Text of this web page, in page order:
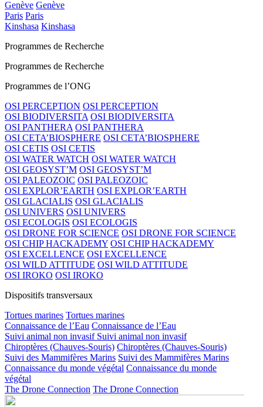
Genève Genève
Paris Paris
Kinshasa Kinshasa
Programmes de Recherche
Programmes de Recherche
Programmes de l’ONG
OSI PERCEPTION OSI PERCEPTION
OSI BIODIVERSITA OSI BIODIVERSITA
OSI PANTHERA OSI PANTHERA
OSI CETA’BIOSPHERE OSI CETA’BIOSPHERE
OSI CETIS OSI CETIS
OSI WATER WATCH OSI WATER WATCH
OSI GEOSYST’M OSI GEOSYST’M
OSI PALEOZOIC OSI PALEOZOIC
OSI EXPLOR’EARTH OSI EXPLOR’EARTH
OSI GLACIALIS OSI GLACIALIS
OSI UNIVERS OSI UNIVERS
OSI ECOLOGIS OSI ECOLOGIS
OSI DRONE FOR SCIENCE OSI DRONE FOR SCIENCE
OSI CHIP HACKADEMY OSI CHIP HACKADEMY
OSI EXCELLENCE OSI EXCELLENCE
OSI WILD ATTITUDE OSI WILD ATTITUDE
OSI IROKO OSI IROKO
Dispositifs transversaux
Tortues marines Tortues marines
Connaissance de l’Eau Connaissance de l’Eau
Suivi animal non invasif Suivi animal non invasif
Chiroptères (Chauves-Souris) Chiroptères (Chauves-Souris)
Suivi des Mammifères Marins Suivi des Mammifères Marins
Connaissance du monde végétal Connaissance du monde
végétal
The Drone Connection The Drone Connection